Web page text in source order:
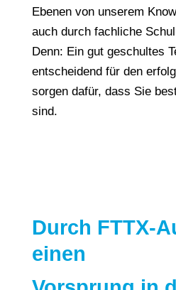
Ebenen von unserem
auch durch fachliche
Denn: Ein gut geschultes
entscheidend für den
sorgen dafür, dass Sie
sind.
Durch FTTX-
einen